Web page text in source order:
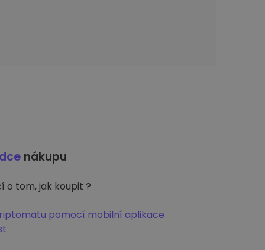
nákupu
o tom, jak koupit ?
pomocí mobilní aplikace